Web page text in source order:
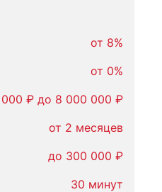
от 8%
от 0%
₽ до 8 000 000 ₽
от 2 месяцев
до 300 000 ₽
30 минут